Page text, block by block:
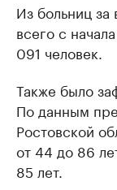
Из больниц
всего с
091 человек.
Также было
По данным
Ростовской
от 44 до 86
85 лет.